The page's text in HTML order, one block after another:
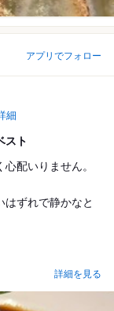
アプリでフォロー
細
スト
配いりません。
ずれで静かなと
詳細を見る